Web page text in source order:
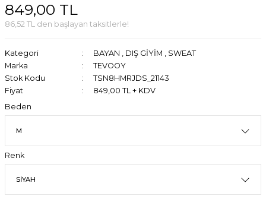
849,00 TL
86,52 TL den başlayan taksitlerle!
Kategori BAYAN , DIŞ GİYİM , SWEAT
Marka
TEVOOY
Stok Kodu
TSN8HMRJDS_21143
Fiyat
849,00 TL + KDV
Beden
Renk